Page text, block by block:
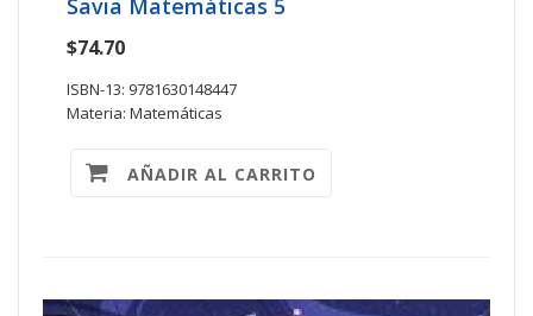
Savia Matemáticas 5
$74.70
ISBN-13: 9781630148447
Materia: Matemáticas
AÑADIR AL CARRITO